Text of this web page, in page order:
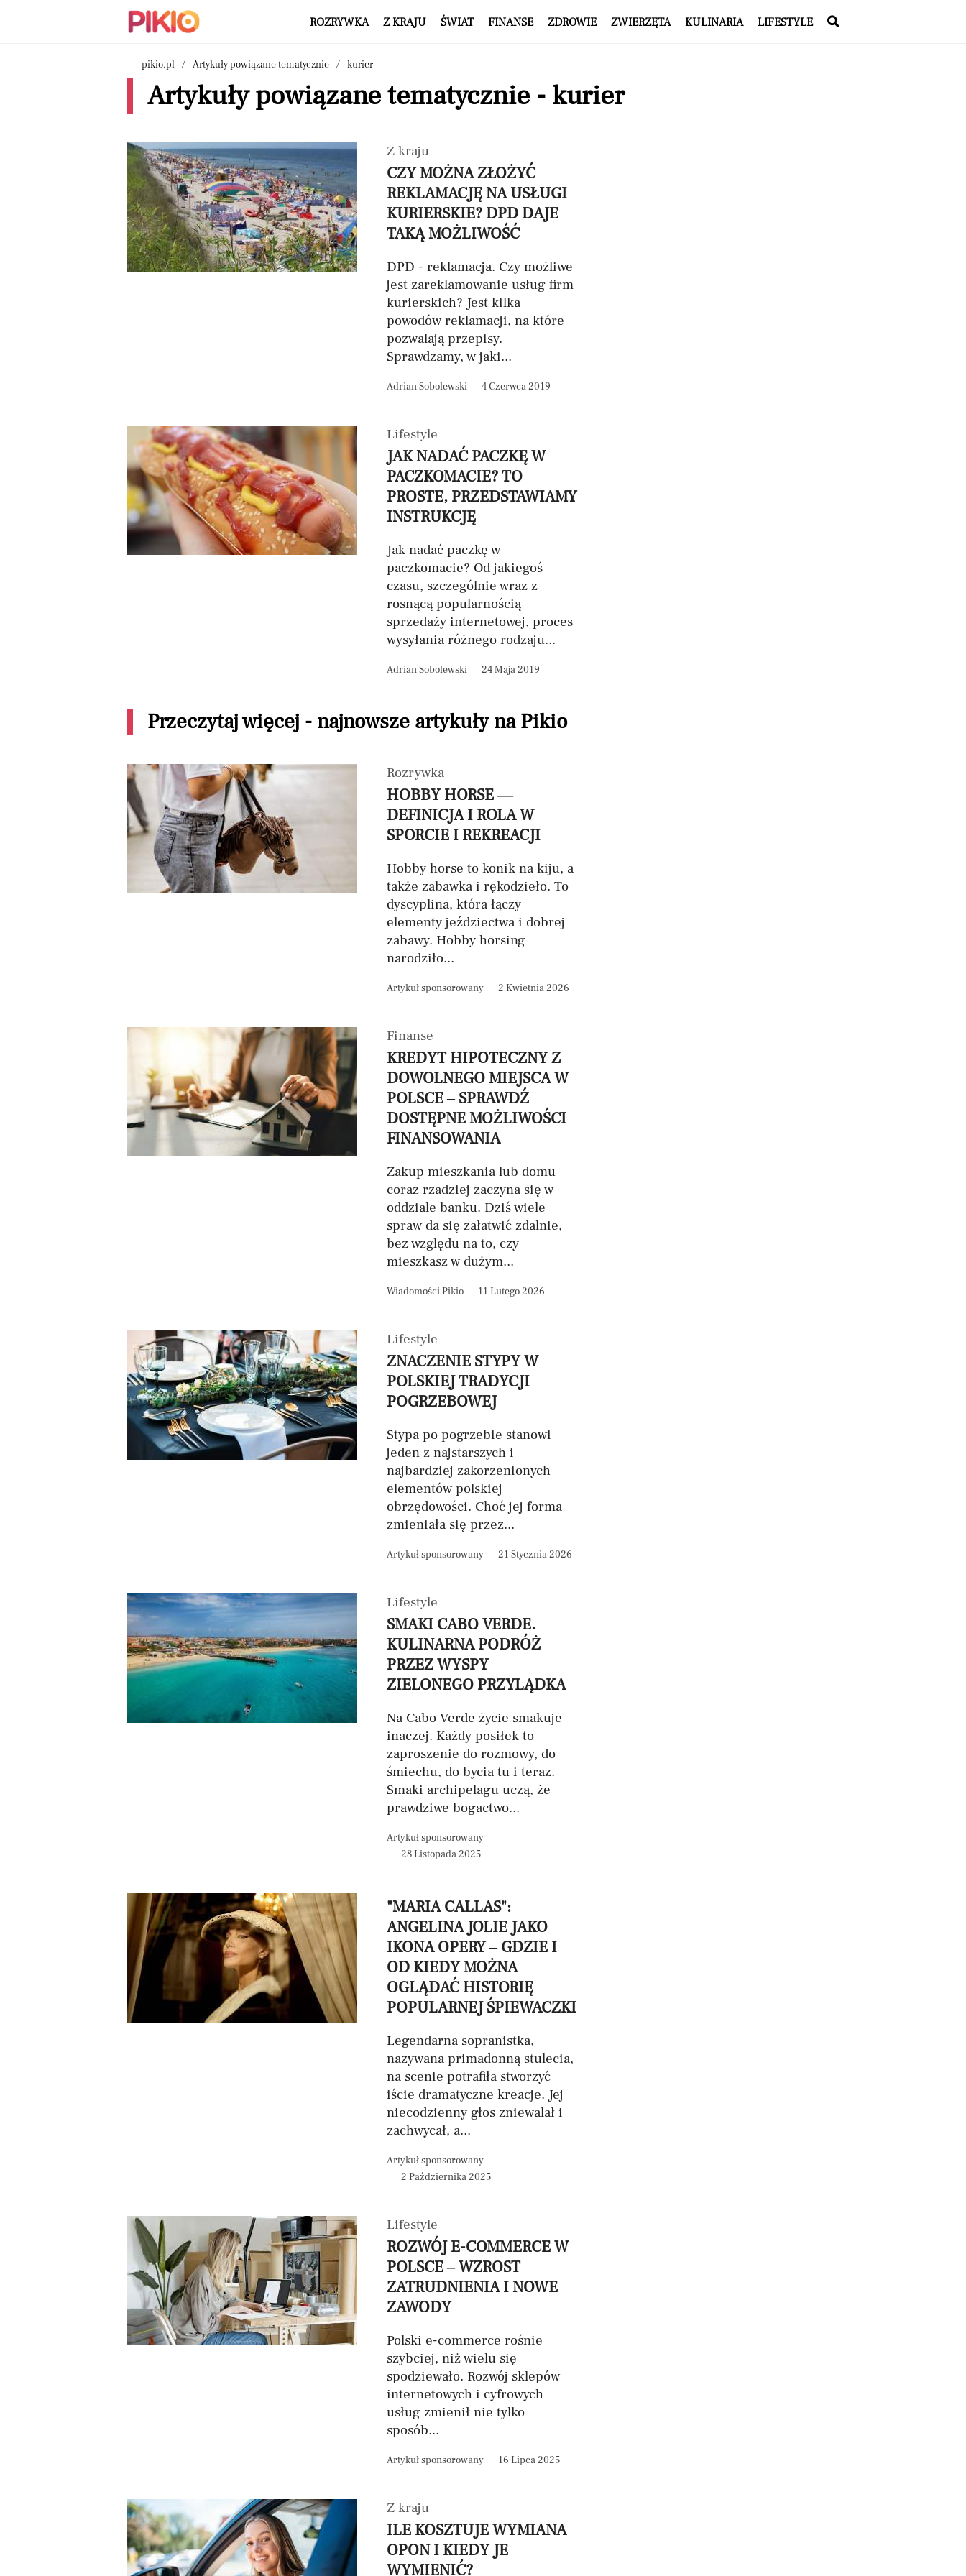
ROZRYWKA Z KRAJU ŚWIAT FINANSE ZDROWIE ZWIERZĘTA KULINARIA LIFESTYLE
pikio.pl Artykuły powiązane tematycznie kurier
Artykuły powiązane tematycznie - kurier
Z kraju
CZY MOŻNA ZŁOŻYĆ
REKLAMACJĘ NA USŁUGI
KURIERSKIE? DPD DAJE
TAKĄ MOŻLIWOŚĆ
DPD - reklamacja. Czy możliwe
jest zareklamowanie usług firm
kurierskich? Jest kilka
powodów reklamacji, na które
pozwalają przepisy.
Sprawdzamy, w jaki...
Adrian Sobolewski 4 Czerwca 2019
Lifestyle
JAK NADAĆ PACZKĘ W
PACZKOMACIE? TO
PROSTE, PRZEDSTAWIAMY
INSTRUKCJĘ
Jak nadać paczkę w
paczkomacie? Od jakiegoś
czasu, szczególnie wraz z
rosnącą popularnością
sprzedaży internetowej, proces
wysyłania różnego rodzaju...
Adrian Sobolewski 24 Maja 2019
Przeczytaj więcej - najnowsze artykuły na Pikio
Rozrywka
HOBBY HORSE —
DEFINICJA I ROLA W
SPORCIE I REKREACJI
Hobby horse to konik na kiju, a
także zabawka i rękodzieło. To
dyscyplina, która łączy
elementy jeździectwa i dobrej
zabawy. Hobby horsing
narodziło...
Artykuł sponsorowany 2 Kwietnia 2026
Finanse
KREDYT HIPOTECZNY Z
DOWOLNEGO MIEJSCA W
POLSCE – SPRAWDŹ
DOSTĘPNE MOŻLIWOŚCI
FINANSOWANIA
Zakup mieszkania lub domu
coraz rzadziej zaczyna się w
oddziale banku. Dziś wiele
spraw da się załatwić zdalnie,
bez względu na to, czy
mieszkasz w dużym...
Wiadomości Pikio 11 Lutego 2026
Lifestyle
ZNACZENIE STYPY W
POLSKIEJ TRADYCJI
POGRZEBOWEJ
Stypa po pogrzebie stanowi
jeden z najstarszych i
najbardziej zakorzenionych
elementów polskiej
obrzędowości. Choć jej forma
zmieniała się przez...
Artykuł sponsorowany 21 Stycznia 2026
Lifestyle
SMAKI CABO VERDE.
KULINARNA PODRÓŻ
PRZEZ WYSPY
ZIELONEGO PRZYLĄDKA
Na Cabo Verde życie smakuje
inaczej. Każdy posiłek to
zaproszenie do rozmowy, do
śmiechu, do bycia tu i teraz.
Smaki archipelagu uczą, że
prawdziwe bogactwo...
Artykuł sponsorowany
28 Listopada 2025
"MARIA CALLAS":
ANGELINA JOLIE JAKO
IKONA OPERY – GDZIE I
OD KIEDY MOŻNA
OGLĄDAĆ HISTORIĘ
POPULARNEJ ŚPIEWACZKI
Legendarna sopranistka,
nazywana primadonną stulecia,
na scenie potrafiła stworzyć
iście dramatyczne kreacje. Jej
niecodzienny głos zniewalał i
zachwycał, a...
Artykuł sponsorowany
2 Października 2025
Lifestyle
ROZWÓJ E-COMMERCE W
POLSCE – WZROST
ZATRUDNIENIA I NOWE
ZAWODY
Polski e-commerce rośnie
szybciej, niż wielu się
spodziewało. Rozwój sklepów
internetowych i cyfrowych
usług zmienił nie tylko
sposób...
Artykuł sponsorowany 16 Lipca 2025
Z kraju
ILE KOSZTUJE WYMIANA
OPON I KIEDY JE
WYMIENIĆ?